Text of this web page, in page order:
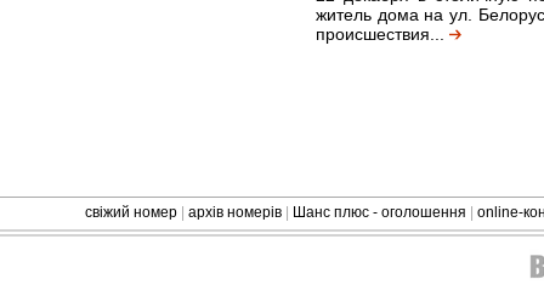
житель дома на ул.
происшествия...
свіжий номер архів номерів Шанс плюс - оголошення online-